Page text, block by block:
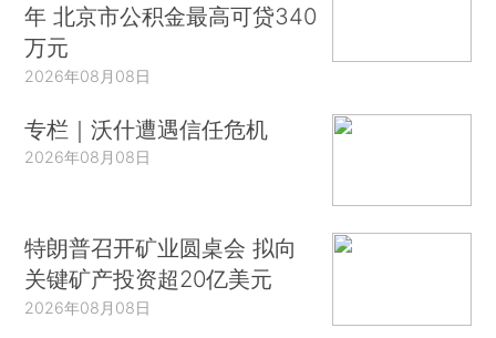
年 北京市公积金最高可贷340
万元
2026年08月08日
专栏｜沃什遭遇信任危机
2026年08月08日
特朗普召开矿业圆桌会 拟向
关键矿产投资超20亿美元
2026年08月08日